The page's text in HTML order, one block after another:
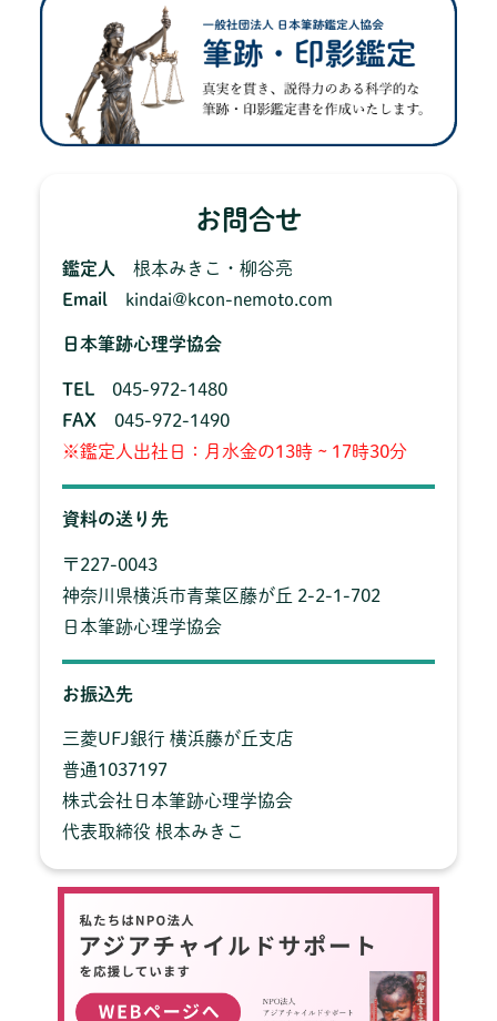
お問合せ
鑑定人
根本みきこ・柳谷亮
Email
kindai@kcon-nemoto.com
日本筆跡心理学協会
TEL
045-972-1480
FAX
045-972-1490
※鑑定人出社日：月水金の13時 ~ 17時30分
資料の送り先
〒227-0043
神奈川県横浜市青葉区藤が丘 2-2-1-702
日本筆跡心理学協会
お振込先
三菱UFJ銀行 横浜藤が丘支店
普通1037197
株式会社日本筆跡心理学協会
代表取締役 根本みきこ